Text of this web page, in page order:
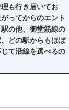
も行き届いてお
ってからのエント
の他、御堂筋線の
どの駅からもほぼ
て沿線を選べるの